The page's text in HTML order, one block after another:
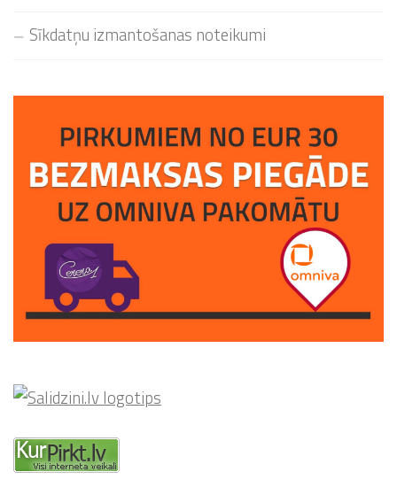
Sīkdatņu izmantošanas noteikumi